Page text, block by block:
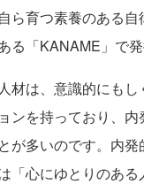
ら育つ素養のある
る「KANAME」で発
材は、意識的にもし
ンを持っており、
が多いのです。内
「心にゆとりのある